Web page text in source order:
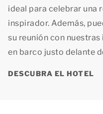
ideal para celebrar una
inspirador. Además,
su reunión con
en barco justo delante
DESCUBRA EL HOTEL